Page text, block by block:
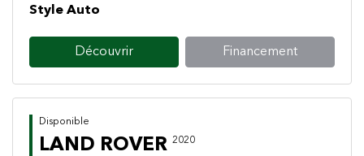
Style Auto
Découvrir Financement
Disponible
LAND ROVER 2020